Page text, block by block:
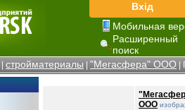
Вхід
Мобильная
Расширенный
поиск
| стройматериалы | "Мегасфера" ООО |
ООО